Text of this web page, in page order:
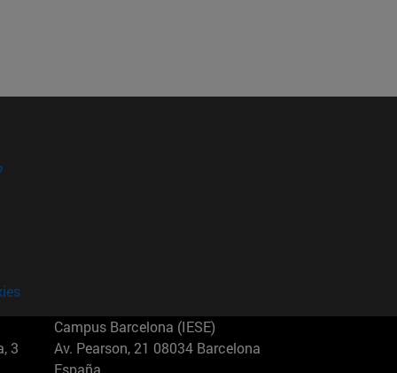
3
Campus Barcelona (IESE)
Av. Pearson, 21 08034 Barcelona
España